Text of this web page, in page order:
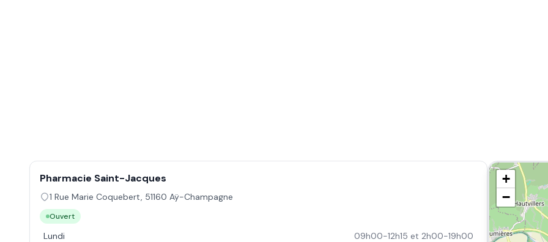
Pharmacie Saint-Jacques
1 Rue Marie Coquebert, 51160 Aÿ-Champagne
Ouvert
Lundi
09h00-12h15 et 2h00-19h00
+
−